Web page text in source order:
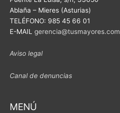
Ablaña – Mieres (Asturias)
TELÉFONO: 985 45 66 01
E-MAIL gerencia@tusmayores.com
Aviso legal
Canal de denuncias
MENÚ